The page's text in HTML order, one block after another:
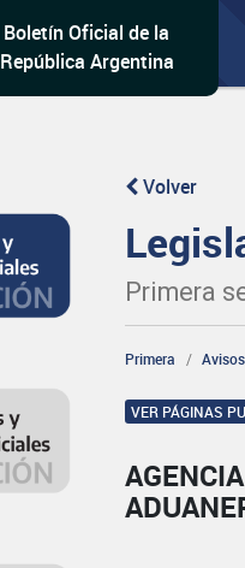
Boletín Oficial de la
República Argentina
Volver
Primera
Primera
VER PÁGINAS